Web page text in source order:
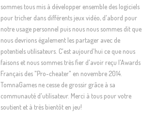
sommes tous mis à développer ensemble des logiciels
pour tricher dans différents jeux vidéo, d'abord pour
notre usage personnel puis nous nous sommes dit que
nous devrions également les partager avec de
potentiels utilisateurs. C'est aujourd'hui ce que nous
faisons et nous sommes très fier d'avoir reçu l'Awards
Français des "Pro-cheater" en novembre 2014.
TomnaGames ne cesse de grossir grâce à sa
communauté d'utilisateur. Merci à tous pour votre
soutient et à très bientôt en jeu!